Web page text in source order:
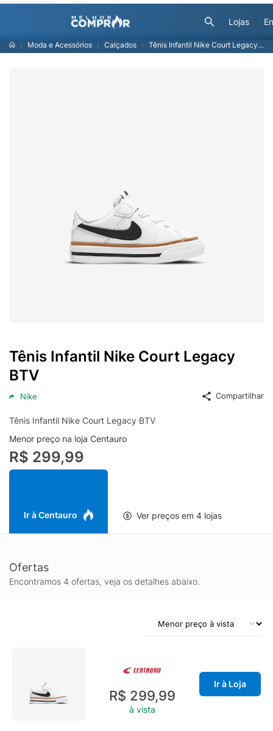
Lojas
Moda e Acessórios Calçados Tênis Infantil Nike Court Legacy BTV
Tênis Infantil Nike Court Legacy
BTV
Nike Compartilhar
Tênis Infantil Nike Court Legacy BTV
Menor preço na loja Centauro
R$ 299,99
Ir à Centauro Ver preços em 4 lojas
Ofertas
Encontramos 4 ofertas, veja os detalhes abaixo.
R$ 299,99
à vista
Ir à Loja